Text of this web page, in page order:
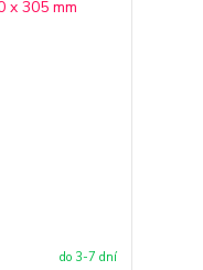
do 3-7 dní